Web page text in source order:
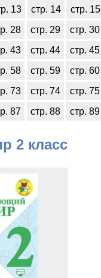
13 стр. 14 стр. 15
28 стр. 29 стр. 30
43 стр. 44 стр. 45
58 стр. 59 стр. 60
73 стр. 74 стр. 75
87 стр. 88 стр. 89
2 класс